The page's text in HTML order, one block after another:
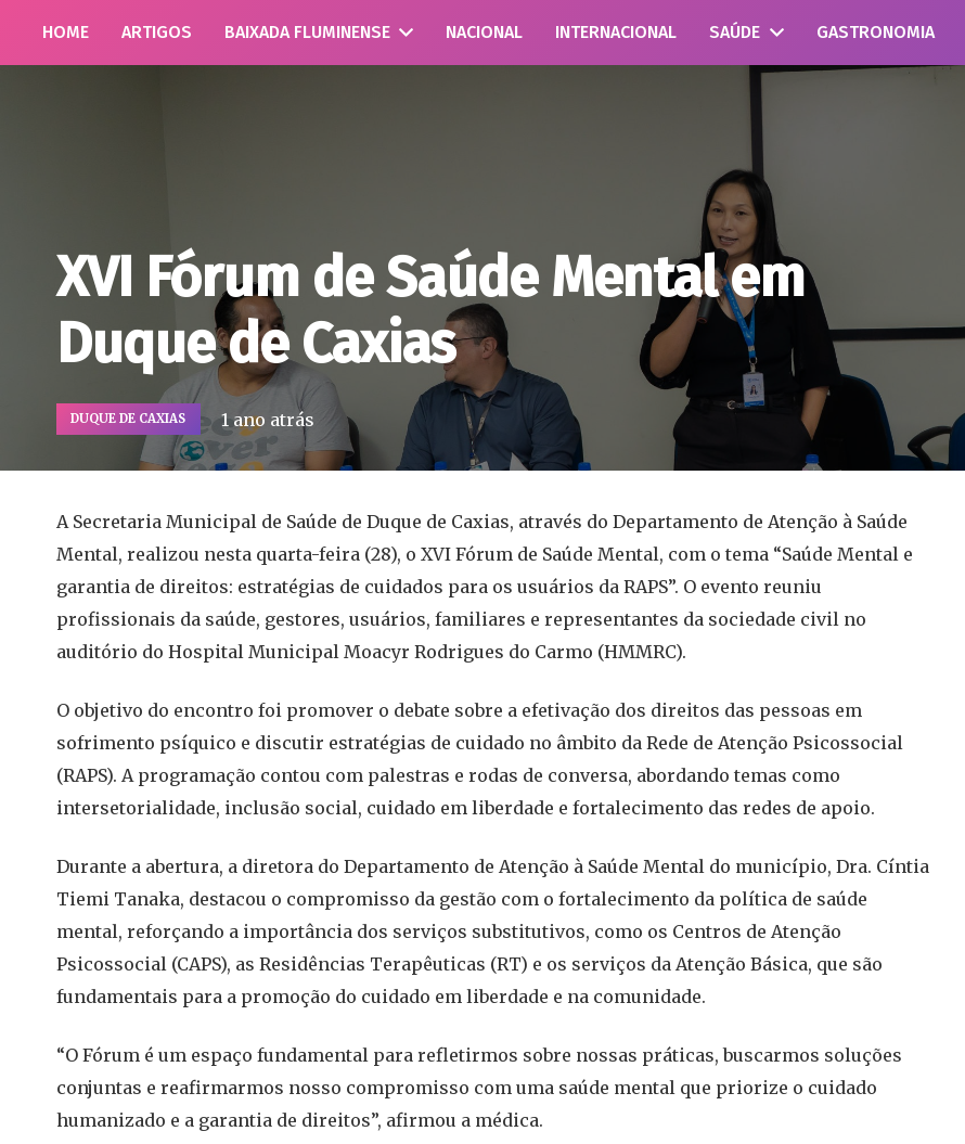
HOME ARTIGOS BAIXADA FLUMINENSE NACIONAL INTERNACIONAL SAÚDE GASTRONOMIA
XVI Fórum de Saúde Mental em
Duque de Caxias
DUQUE DE CAXIAS 1 ano atrás
A Secretaria Municipal de Saúde de Duque de Caxias, através do Departamento de Atenção à Saúde
Mental, realizou nesta quarta-feira (28), o XVI Fórum de Saúde Mental, com o tema “Saúde Mental e
garantia de direitos: estratégias de cuidados para os usuários da RAPS”. O evento reuniu
profissionais da saúde, gestores, usuários, familiares e representantes da sociedade civil no
auditório do Hospital Municipal Moacyr Rodrigues do Carmo (HMMRC).
O objetivo do encontro foi promover o debate sobre a efetivação dos direitos das pessoas em
sofrimento psíquico e discutir estratégias de cuidado no âmbito da Rede de Atenção Psicossocial
(RAPS). A programação contou com palestras e rodas de conversa, abordando temas como
intersetorialidade, inclusão social, cuidado em liberdade e fortalecimento das redes de apoio.
Durante a abertura, a diretora do Departamento de Atenção à Saúde Mental do município, Dra. Cíntia
Tiemi Tanaka, destacou o compromisso da gestão com o fortalecimento da política de saúde
mental, reforçando a importância dos serviços substitutivos, como os Centros de Atenção
Psicossocial (CAPS), as Residências Terapêuticas (RT) e os serviços da Atenção Básica, que são
fundamentais para a promoção do cuidado em liberdade e na comunidade.
“O Fórum é um espaço fundamental para refletirmos sobre nossas práticas, buscarmos soluções
conjuntas e reafirmarmos nosso compromisso com uma saúde mental que priorize o cuidado
humanizado e a garantia de direitos”, afirmou a médica.